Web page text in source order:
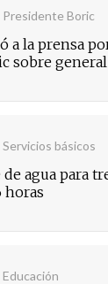
Presidente Boric
a la prensa
sobre general
Servicios básicos
agua para
horas
Educación